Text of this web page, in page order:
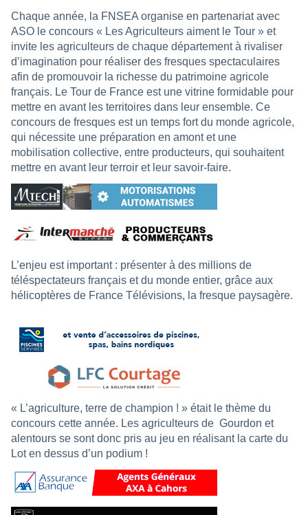
Chaque année, la FNSEA organise en partenariat avec
ASO le concours « Les Agriculteurs aiment le Tour » et
invite les agriculteurs de chaque département à rivaliser
d’imagination pour réaliser des fresques spectaculaires
afin de promouvoir la richesse du patrimoine agricole
français. Le Tour de France est une vitrine formidable pour
mettre en avant les territoires dans leur ensemble. Ce
concours de fresques est un temps fort du monde agricole,
qui nécessite une préparation en amont et une
mobilisation collective, entre producteurs, qui souhaitent
mettre en avant leur terroir et leur savoir-faire.
L’enjeu est important : présenter à des millions de
téléspectateurs français et du monde entier, grâce aux
hélicoptères de France Télévisions, la fresque paysagère.
« L’agriculture, terre de champion ! » était le thème du
concours cette année. Les agriculteurs de Gourdon et
alentours se sont donc pris au jeu en réalisant la carte du
Lot en dessus d’un podium !